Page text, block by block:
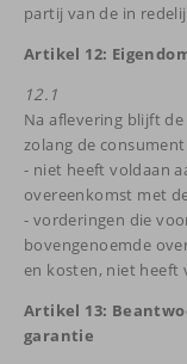
partij van de in
Artikel 12:
12.1
Na aflevering blijft
zolang de
- niet heeft voldaan
overeenkomst met
- vorderingen die
bovengenoemde
en kosten, niet heeft
Artikel 13:
garantie